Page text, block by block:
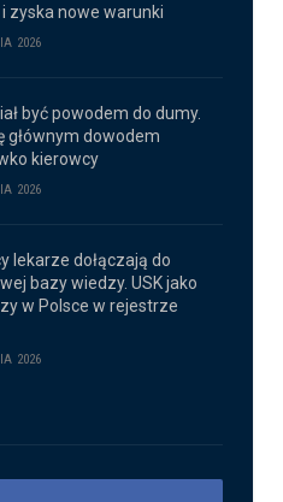
i zyska nowe warunki
2026
być powodem do dumy.
głównym dowodem
kierowcy
2026
lekarze dołączają do
bazy wiedzy. USK jako
w Polsce w rejestrze
2026